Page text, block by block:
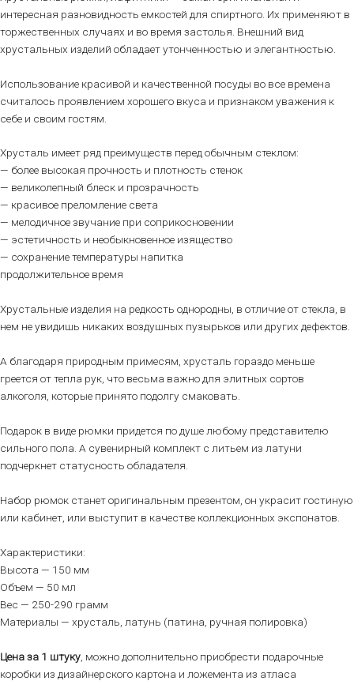
интересная разновидность емкостей для спиртного. Их применяют в
торжественных случаях и во время застолья. Внешний вид
хрустальных изделий обладает утонченностью и элегантностью.
Использование красивой и качественной посуды во все времена
считалось проявлением хорошего вкуса и признаком уважения к
себе и своим гостям.
Хрусталь имеет ряд преимуществ перед обычным стеклом:
— более высокая прочность и плотность стенок
— великолепный блеск и прозрачность
— красивое преломление света
— мелодичное звучание при соприкосновении
— эстетичность и необыкновенное изящество
— сохранение температуры напитка
продолжительное время
Хрустальные изделия на редкость однородны, в отличие от стекла, в
нем не увидишь никаких воздушных пузырьков или других дефектов.
А благодаря природным примесям, хрусталь гораздо меньше
греется от тепла рук, что весьма важно для элитных сортов
алкоголя, которые принято подолгу смаковать.
Подарок в виде рюмки придется по душе любому представителю
сильного пола. А сувенирный комплект с литьем из латуни
подчеркнет статусность обладателя.
Набор рюмок станет оригинальным презентом, он украсит гостиную
или кабинет, или выступит в качестве коллекционных экспонатов.
Характеристики:
Высота — 150 мм
Объем — 50 мл
Вес — 250-290 грамм
Материалы — хрусталь, латунь (патина, ручная полировка)
Цена за 1 штуку , можно дополнительно приобрести подарочные
коробки из дизайнерского картона и ложемента из атласа